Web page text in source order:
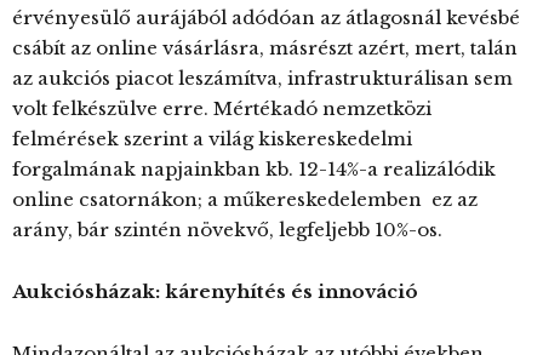
érvényesülő aurájából adódóan az átlagosnál kevésbé
csábít az online vásárlásra, másrészt azért, mert, talán
az aukciós piacot leszámítva, infrastrukturálisan sem
volt felkészülve erre. Mértékadó nemzetközi
felmérések szerint a világ kiskereskedelmi
forgalmának napjainkban kb. 12-14%-a realizálódik
online csatornákon; a műkereskedelemben ez az
arány, bár szintén növekvő, legfeljebb 10%-os.
Aukciósházak: kárenyhítés és innováció